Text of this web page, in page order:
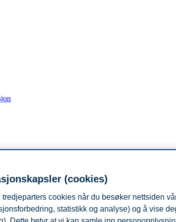
(cookies)
cookies når du besøker nettsiden
statistikk og analyse) og å vise